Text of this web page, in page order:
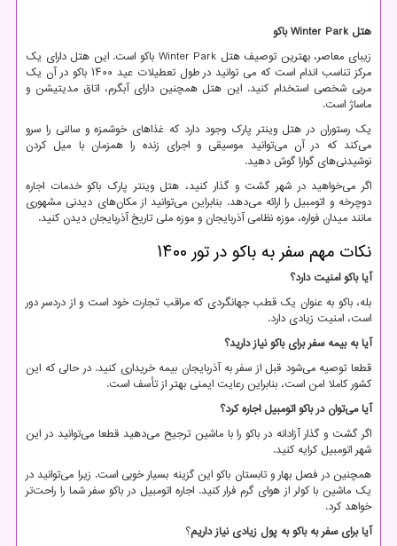
هتل Winter Parkباکو
زیبای معاصر، بهترین توصیف هتل Winter Parkباکو است. این هتل دارای یک
مرکز تناسب اندام است که می توانید در طول تعطیلات عید ۱۴۰۰ باکو در آن یک
مربی شخصی استخدام کنید. این هتل همچنین دارای آبگرم، اتاق مدیتیشن و
ماساژ است.
یک رستوران در هتل وینتر پارک وجود دارد که غذاهای خوشمزه و سالنی را سرو
می‌کند که در آن می‌توانید موسیقی و اجرای زنده را همزمان با میل کردن
نوشیدنی‌های گوارا گوش دهید.
اگر می‌خواهید در شهر گشت و گذار کنید، هتل وینتر پارک باکو خدمات اجاره
دوچرخه و اتومبیل را ارائه می‌دهد. بنابراین می‌توانید از مکان‌های دیدنی مشهوری
مانند میدان فواره، موزه نظامی آذربایجان و موزه ملی تاریخ آذربایجان دیدن کنید.
نکات مهم سفر به باکو در تور ۱۴۰۰
آیا باکو امنیت دارد؟
بله، باکو به عنوان یک قطب جهانگردی که مراقب تجارت خود است و از دردسر دور
است، امنیت زیادی دارد.
آیا به بیمه سفر برای باکو نیاز دارید؟
قطعا توصیه می‌شود قبل از سفر به آذربایجان بیمه خریداری کنید. در حالی که این
کشور کاملا امن است، بنابراین رعایت ایمنی بهتر از تأسف است.
آیا می‌توان در باکو اتومبیل اجاره کرد؟
اگر گشت و گذار آزادانه در باکو را با ماشین ترجیح می‌دهید قطعا می‌توانید در این
شهر اتومبیل کرایه کنید.
همچنین در فصل بهار و تابستان باکو این گزینه بسیار خوبی است. زیرا می‌توانید در
یک ماشین با کولر از هوای گرم فرار کنید. اجاره اتومبیل در باکو سفر شما را راحت‌تر
خواهد کرد.
آیا برای سفر به باکو به پول زیادی نیاز داریم؟